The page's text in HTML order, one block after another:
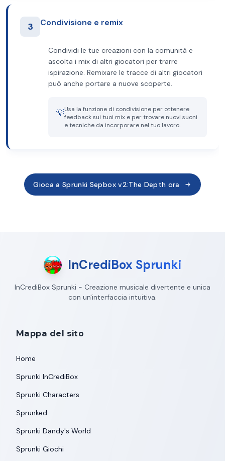
3 Condivisione e remix
Condividi le tue creazioni con la comunità e
ascolta i mix di altri giocatori per trarre
ispirazione. Remixare le tracce di altri giocatori
può anche portare a nuove scoperte.
💡Usa la funzione di condivisione per ottenere
feedback sui tuoi mix e per trovare nuovi suoni
e tecniche da incorporare nel tuo lavoro.
Gioca a Sprunki Sepbox v2:The Depth ora
InCrediBox Sprunki
InCrediBox Sprunki - Creazione musicale divertente e unica
con un'interfaccia intuitiva.
Mappa del sito
Home
Sprunki InCrediBox
Sprunki Characters
Sprunked
Sprunki Dandy's World
Sprunki Giochi